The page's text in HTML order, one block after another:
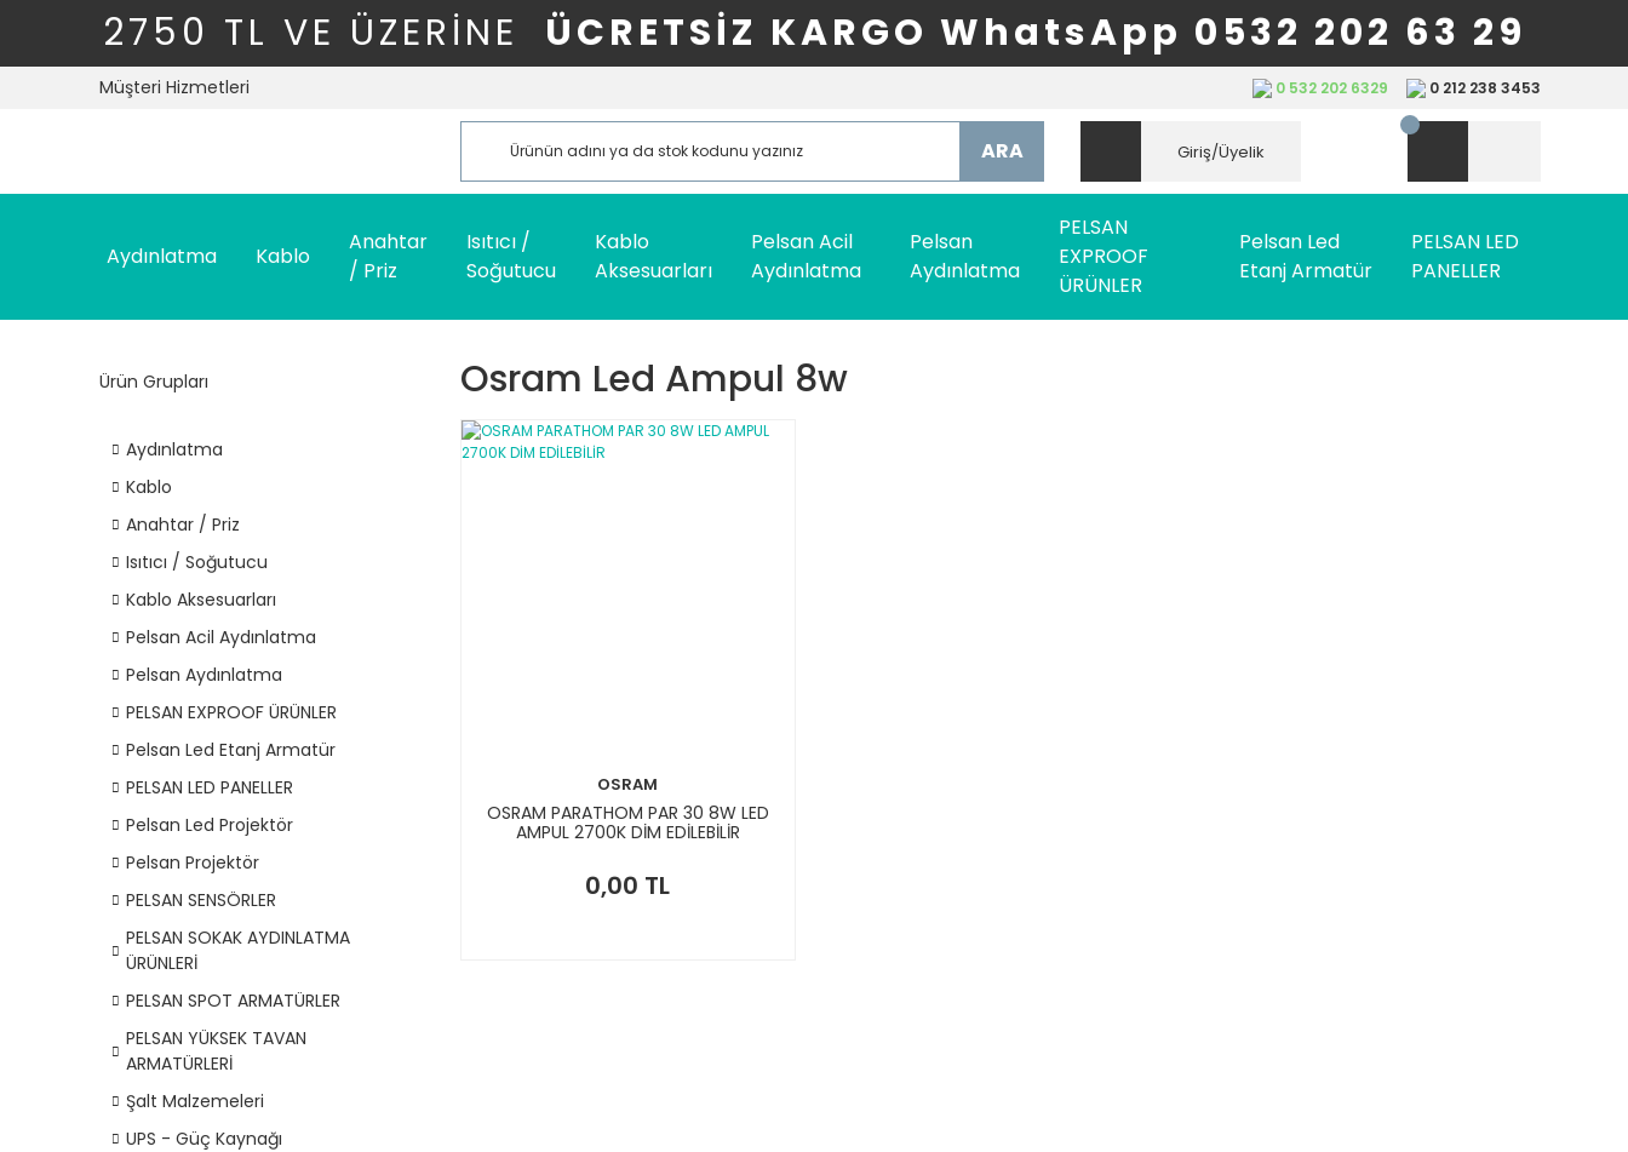
2750 TL VE ÜZERİNE ÜCRETSİZ KARGO WhatsApp 0532 202 63 29
Müşteri Hizmetleri 0 532 202 6329 0 212 238 3453
ARA Giriş/Üyelik
Aydınlatma Kablo
Anahtar
/ Priz
Isıtıcı /
Soğutucu
Kablo
Aksesuarları
Pelsan Acil
Aydınlatma
Pelsan
Aydınlatma
PELSAN
EXPROOF
ÜRÜNLER
Pelsan Led
Etanj Armatür
PELSAN LED
PANELLER
Ürün Grupları
Aydınlatma
Kablo
Anahtar / Priz
Isıtıcı / Soğutucu
Kablo Aksesuarları
Pelsan Acil Aydınlatma
Pelsan Aydınlatma
PELSAN EXPROOF ÜRÜNLER
Pelsan Led Etanj Armatür
PELSAN LED PANELLER
Pelsan Led Projektör
Pelsan Projektör
PELSAN SENSÖRLER
PELSAN SOKAK AYDINLATMA
ÜRÜNLERİ
PELSAN SPOT ARMATÜRLER
PELSAN YÜKSEK TAVAN
ARMATÜRLERİ
Şalt Malzemeleri
UPS - Güç Kaynağı
Osram Led Ampul 8w
OSRAM
OSRAM PARATHOM PAR 30 8W LED
AMPUL 2700K DİM EDİLEBİLİR
0,00 TL